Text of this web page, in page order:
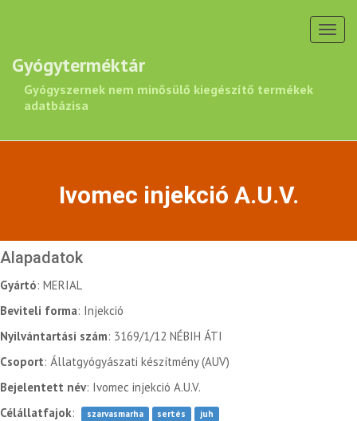
Gyógyterméktár
Gyógyszernek nem minősülő kiegészítő termékek
adatbázisa
Ivomec injekció A.U.V.
Alapadatok
Gyártó: MERIAL
Beviteli forma: Injekció
Nyilvántartási szám: 3169/1/12 NÉBIH ÁTI
Csoport: Állatgyógyászati készítmény (AUV)
Bejelentett név: Ivomec injekció A.U.V.
Célállatfajok: szarvasmarha sertés juh